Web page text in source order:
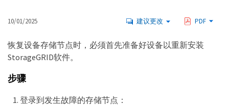
10/01/2025 建议更改 PDF
恢复设备存储节点时，必须首先准备好设备以重新安装
StorageGRID软件。
步骤
登录到发生故障的存储节点：